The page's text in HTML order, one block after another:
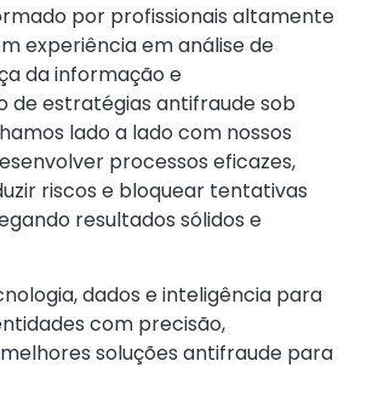
por profissionais altamente
experiência em análise de
da informação e
de estratégias antifraude sob
lado a lado com nossos
processos eficazes,
riscos e bloquear tentativas
resultados sólidos e
dados e inteligência para
com precisão,
soluções antifraude para